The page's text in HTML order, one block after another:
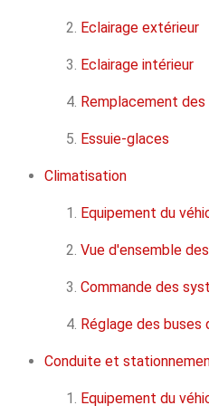
Eclairage extérieur
Eclairage intérieur
Remplacement des
Essuie-glaces
Climatisation
Equipement du
Vue d'ensemble
Commande des
Réglage des buses
Conduite et
Equipement du